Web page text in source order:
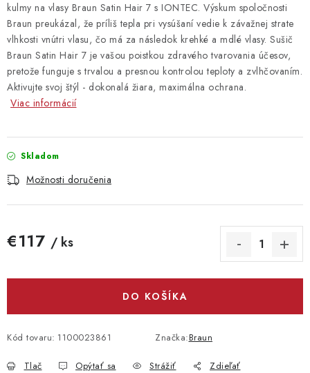
kulmy na vlasy Braun Satin Hair 7 s IONTEC. Výskum spoločnosti
Braun preukázal, že príliš tepla pri vysúšaní vedie k závažnej strate
vlhkosti vnútri vlasu, čo má za následok krehké a mdlé vlasy. Sušič
Braun Satin Hair 7 je vašou poistkou zdravého tvarovania účesov,
pretože funguje s trvalou a presnou kontrolou teploty a zvlhčovaním.
Aktivujte svoj štýl - dokonalá žiara, maximálna ochrana.
Viac informácií
Skladom
Možnosti doručenia
€117 / ks
DO KOŠÍKA
Kód tovaru: 1100023861 Značka:Braun
Tlač Opýtať sa Strážiť Zdieľať